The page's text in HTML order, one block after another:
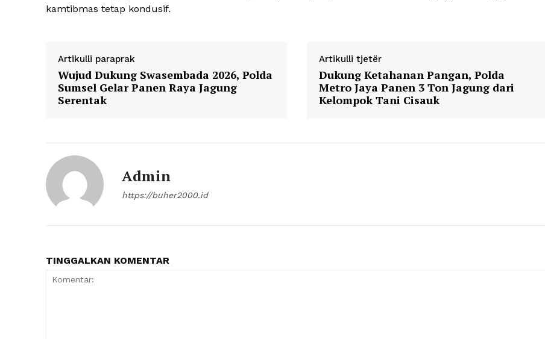
kamtibmas tetap kondusif.
Artikulli paraprak
Wujud Dukung Swasembada 2026, Polda
Sumsel Gelar Panen Raya Jagung
Serentak
Artikulli tjetër
Dukung Ketahanan Pangan, Polda
Metro Jaya Panen 3 Ton Jagung dari
Kelompok Tani Cisauk
Admin
https://buher2000.id
TINGGALKAN KOMENTAR